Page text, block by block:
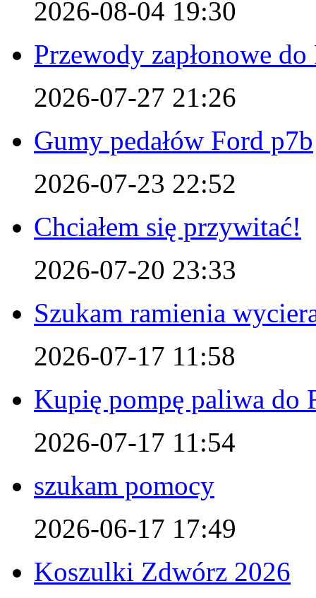
2026-08-04 19:30
Przewody zapłonowe
2026-07-27 21:26
Gumy pedałów Ford p7b
2026-07-23 22:52
Chciałem się przywitać!
2026-07-20 23:33
Szukam ramienia
2026-07-17 11:58
Kupię pompę paliwa do
2026-07-17 11:54
szukam pomocy
2026-06-17 17:49
Koszulki Zdwórz 2026